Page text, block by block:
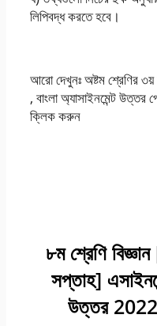
লিপিবদ্ধ করতে হবে।
আরো দেখুনঃ অষ্টম শ্রেণির
, বাংলা অ্যাসাইনমেন্ট উত্তর
ক্লিক করুন
৮ম শ্রেণি
সপ্তাহ]
উত্তর 2022